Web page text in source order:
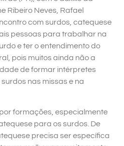
Ribeiro Neves, Rafael
com surdos, catequese
pessoas para trabalhar na
e ter o entendimento do
pois muitos ainda não a
de formar intérpretes
nas missas e na
formações, especialmente
para os surdos. De
precisa ser específica